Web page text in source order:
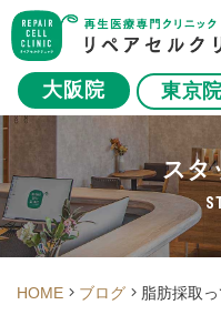
大阪院 東京
スタ
HOME ブログ 脂肪採取